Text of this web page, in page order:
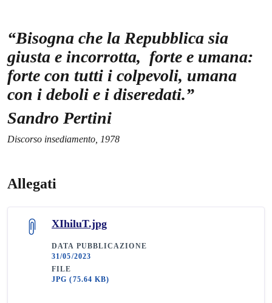
“Bisogna che la Repubblica sia
giusta e incorrotta, forte e umana:
forte con tutti i colpevoli, umana
con i deboli e i diseredati.”
Sandro Pertini
Discorso insediamento, 1978
Allegati
XIhiluT.jpg
DATA PUBBLICAZIONE
31/05/2023
FILE
JPG(75.64 KB)